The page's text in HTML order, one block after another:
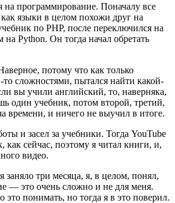
на программирование. Поначалу все
языки в целом похожи друг на
по PHP, после переключился на
Python. Он тогда начал обретать
потому что как только
то сложностями, пытался найти какой-
вы учили английский, то, наверняка,
один учебник, потом второй, третий,
времени, и ничего не выучил в итоге.
и засел за учебники. Тогда YouTube
как сейчас, поэтому я читал книги, и,
видео.
заняло три месяца, я, в целом, понял,
— это очень сложно и не для меня.
понимать, но тогда я в это поверил.